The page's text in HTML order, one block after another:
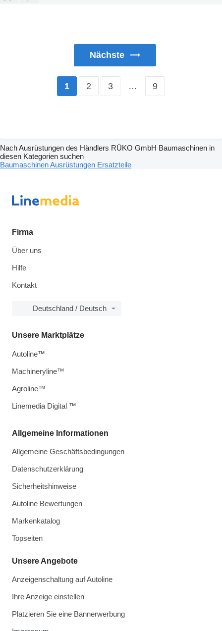
Nächste
1 2 3 … 9
Nach Ausrüstungen des Händlers RÜKO GmbH Baumaschinen in
diesen Kategorien suchen
BaumaschinenAusrüstungen Ersatzteile
Firma
Über uns
Hilfe
Kontakt
Deutschland / Deutsch
Allgemeine Informationen
Allgemeine Geschäftsbedingungen
Datenschutzerklärung
Sicherheitshinweise
Autoline Bewertungen
Markenkatalog
Topseiten
Unsere Angebote
Anzeigenschaltung auf Autoline
Ihre Anzeige einstellen
Platzieren Sie eine Bannerwerbung
Unsere Marktplätze
Autoline™
Machineryline™
Agroline™
Linemedia Digital ™